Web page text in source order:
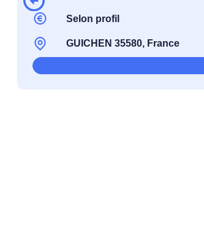
Selon profil
GUICHEN 35580, France